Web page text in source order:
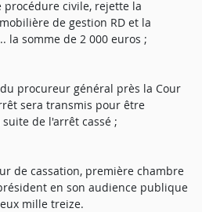
procédure civile, rejette la
de gestion RD et la
la somme de 2 000 euros ;
procureur général près la Cour
sera transmis pour être
de l'arrêt cassé ;
de cassation, première chambre
en son audience publique
mille treize.